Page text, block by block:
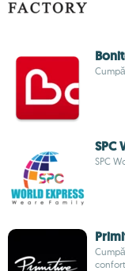
SPC
SPC
confort